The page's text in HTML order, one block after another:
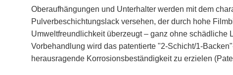
Oberaufhängungen und Unterhalter werden mit dem
Pulverbeschichtungslack versehen, der durch hohe
Umweltfreundlichkeit überzeugt – ganz ohne schädliche
Vorbehandlung wird das patentierte "2-Schicht/1-
herausragende Korrosionsbeständigkeit zu erzielen